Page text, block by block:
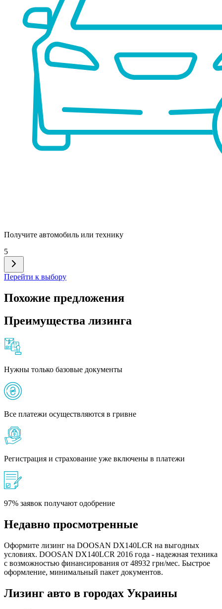
Получите автомобиль или технику
5
Перейти к выбору
Похожие предложения
Преимущества лизинга
Нужны только базовые документы
Все платежи осуществляются в гривне
Регистрация и страхование уже включены в платежи
97% заявок получают одобрение
Недавно просмотренные
Оформите лизинг на DOOSAN DX140LCR на выгодных
условиях. DOOSAN DX140LCR 2016 года - надежная техника
с возможностью финансирования от 48932 грн/мес. Быстрое
оформление, минимальный пакет документов.
Лизинг авто в городах Украины